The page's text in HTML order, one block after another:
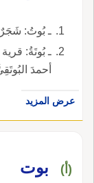
ـ بُوتُ: شَجَرٌ، نَبَاتُه كالزُّعرورِ.
ـ بُوتَةُ:
أحمدَ
عرض المزيد
(أ) بوت